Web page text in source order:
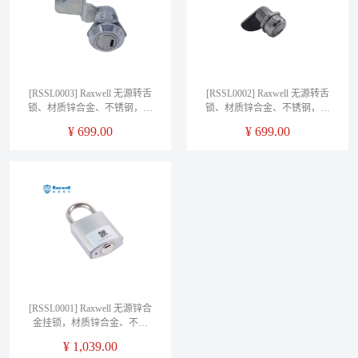
[RSSL0003] Raxwell 无源转舌
锁、材质锌合金、不锈钢，直
¥ 699.00
[RSSL0002] Raxwell 无源转舌
锁、材质锌合金、不锈钢，直
¥699.00
[RSSL0001] Raxwell 无源锌合
金挂锁，材质锌合金、不锈
¥ 1,039.00